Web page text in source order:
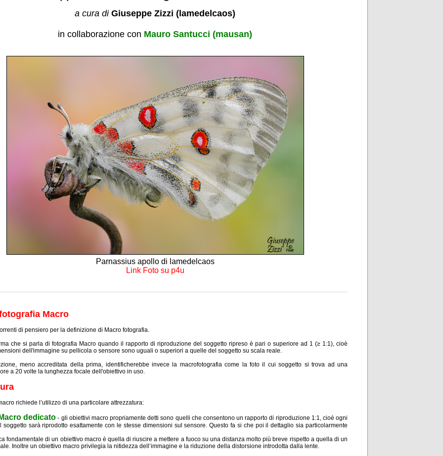
a cura di Giuseppe Zizzi (lamedelcaos)
in collaborazione con Mauro Santucci (mausan)
Parnassius apollo di lamedelcaos
Link Foto su p4u
Macro
di pensiero per la definizione di Macro fotografia.
che si parla di fotografia Macro quando il rapporto di riproduzione del soggetto ripreso è pari o superiore ad 1 (≥ 1:1), cioè
dell'immagine su pellicola o sensore sono uguali o superiori a quelle del soggetto su scala reale.
meno accreditata della prima, identificherebbe invece la macrofotografia come la foto il cui soggetto si trova ad una
a 20 volte la lunghezza focale dell'obiettivo in uso.
richiede l’utilizzo di una particolare attrezzatura:
dedicato - gli obiettivi macro propriamente detti sono quelli che consentono un rapporto di riproduzione 1:1, cioè ogni
soggetto sarà riprodotto esattamente con le stesse dimensioni sul sensore. Questo fa si che poi il dettaglio sia particolarmente
fondamentale di un obiettivo macro è quella di riuscire a mettere a fuoco su una distanza molto più breve rispetto a quella di un
Inoltre un obiettivo macro privilegia la nitidezza dell’immagine e la riduzione della distorsione introdotta dalla lente.